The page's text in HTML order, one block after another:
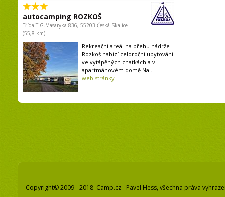
autocamping ROZKOŠ
Třída.T.G.Masaryka 836, 55203 Česká Skalice
(55,8 km)
Rekreační areál na břehu nádrže
Rozkoš nabízí celoroční ubytování
ve vytápěných chatkách a v
apartmánovém domě Na...
web stránky
Copyright© 2009 - 2018 Camp.cz - Pavel Hess, všechna práva